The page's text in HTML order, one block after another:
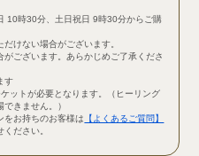
10時30分、土日祝日 9時30分からご購
けない場合がございます。
ございます。あらかじめご了承くださ
す
ットが必要となります。（ヒーリング
きません。）
お持ちのお客様は
【よくあるご質問】
ださい。